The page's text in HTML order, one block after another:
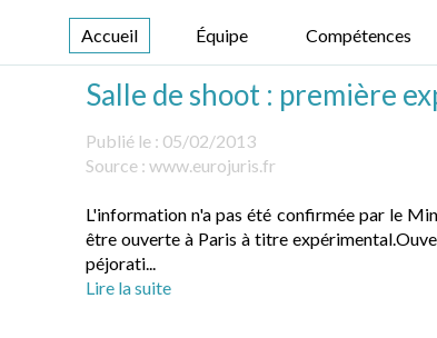
Accueil Équipe Compétences
Salle de shoot : première
Publié le : 05/02/2013
Source : www.eurojuris.fr
L'information n'a pas été confirmée par le
être ouverte à Paris à titre
péjorati...
Lire la suite